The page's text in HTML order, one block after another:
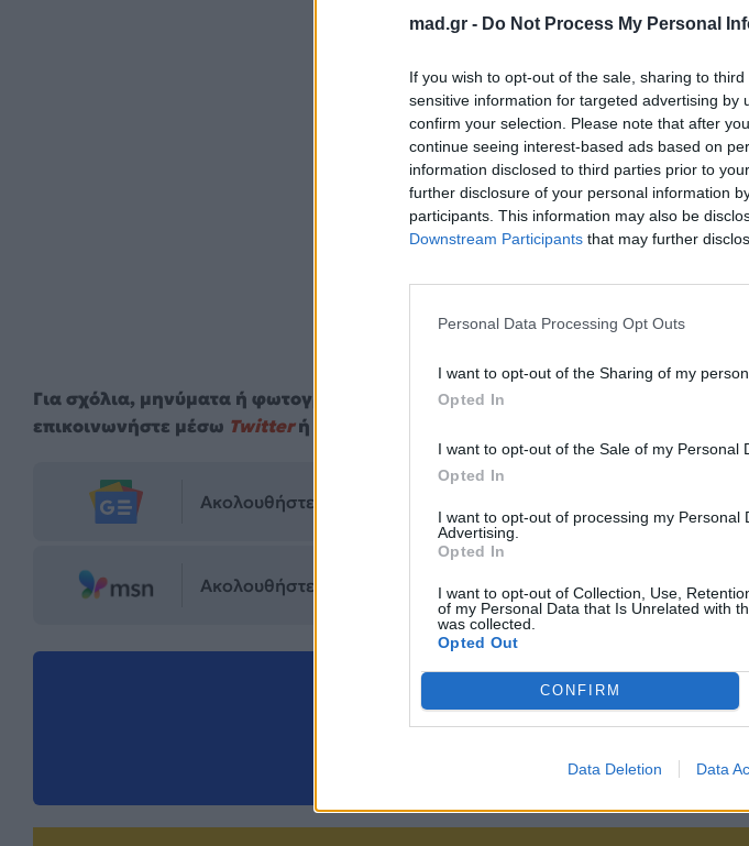
mad.gr - Do Not Process My Personal
If you wish to opt-out of the sale, sharing to
sensitive information for targeted advertising by
confirm your selection. Please note that after
continue seeing interest-based ads based on
information disclosed to third parties prior to
further disclosure of your personal information
participants. This information may also be
Downstream Participants that may further
Personal Data Processing Opt Outs
I want to opt-out of the Sharing of my
Opted In
I want to opt-out of the Sale of my Personal
Opted In
I want to opt-out of processing my Personal
Advertising.
Opted In
I want to opt-out of Collection, Use,
of my Personal Data that Is Unrelated with
was collected.
Opted Out
CONFIRM
Data Deletion Data
Για σχόλια, μηνύματα ή φωτογραφικό υλικό σχετικά με το
επικοινωνήστε μέσω Twitterή ακολουθήστε μας στο
Ακολουθήστε το Mad.gr στο Google News
Ακολουθήστε το Mad.gr στο MSN
Μοιράσου αυτό το άρθρο